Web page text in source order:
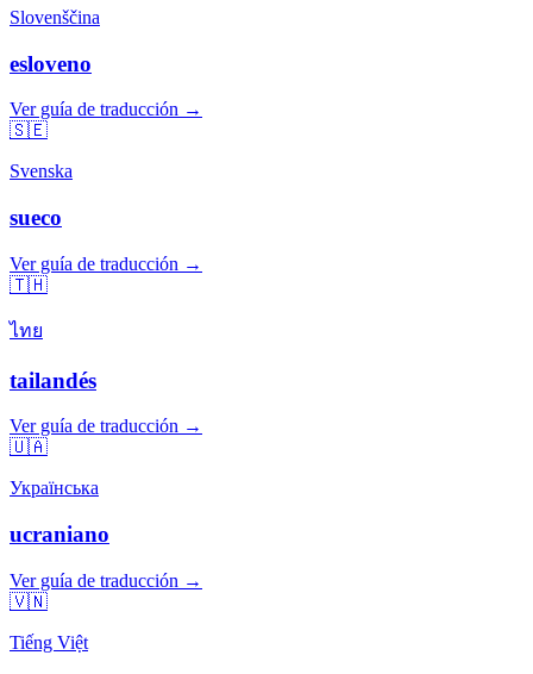
Slovenščina
esloveno
Ver guía de traducción →
🇸🇪
Svenska
sueco
Ver guía de traducción →
🇹🇭
ไทย
tailandés
Ver guía de traducción →
🇺🇦
Українська
ucraniano
Ver guía de traducción →
🇻🇳
Tiếng Việt